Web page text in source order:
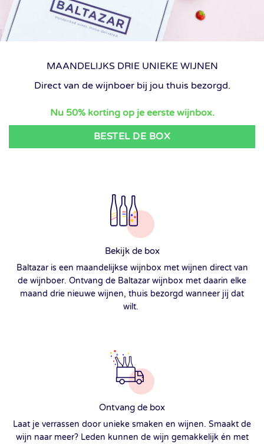
MAANDELIJKS DRIE UNIEKE WIJNEN
Direct van de wijnboer bij jou thuis bezorgd.
Nu 50% korting op je eerste wijnbox.
BESTEL DE BOX
Bekijk de box
Baltazar is een maandelijkse wijnbox met wijnen direct van
de wijnboer. Ontvang de Baltazar wijnbox met daarin elke
maand drie nieuwe wijnen, thuis bezorgd wanneer jij dat
wilt.
Ontvang de box
Laat je verrassen door unieke smaken en wijnen. Smaakt de
wijn naar meer? Leden kunnen de wijn gemakkelijk én met